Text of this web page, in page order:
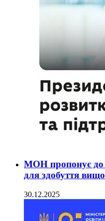
МОН пропонує до
для здобуття
30.12.2025